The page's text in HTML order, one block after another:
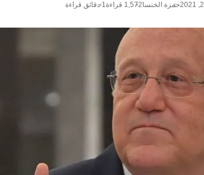
حمزة الخنسا1,572 قراءة1 دقائق قراءة